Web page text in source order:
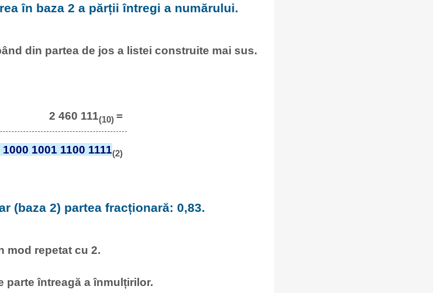
în baza 2 a părții întregi a numărului.
din partea de jos a listei construite mai sus.
2 460 111(10) =
1001 1100 1111(2)
(baza 2) partea fracționară: 0,83.
mod repetat cu 2.
parte întreagă a înmulțirilor.